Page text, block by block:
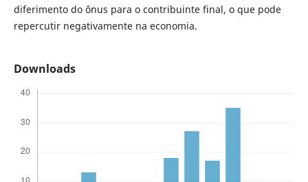
diferimento do ônus para o contribuinte final, o que pode
repercutir negativamente na economia.
Downloads